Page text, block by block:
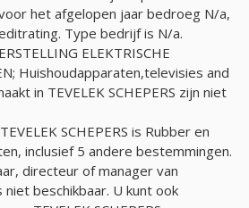
het afgelopen jaar bedroeg N/a,
Type bedrijf is N/a.
ELEKTRISCHE
Huishoudapparaten,televisies and
in TEVELEK SCHEPERS zijn niet
SCHEPERS is Rubber en
inclusief 5 andere bestemmingen.
directeur of manager van
niet beschikbaar. U kunt ook